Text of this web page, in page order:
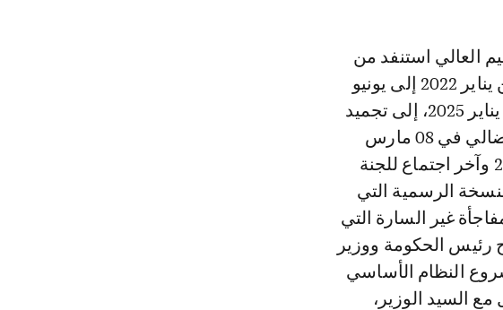
العالي استنفد من
الوقت الشيء الكثير، فمن اشتغال الوزارة بشكل منفرد من يناير 2022 إلى يونيو
2023، ثم الاشتغال بشكل مشترك من 5 يوليوز 2023 إلى 24 يناير 2025، إلى تجميد
النص في رفوف الوزارة إلى حين إعلان نقابتنا عن برنامج نضالي في 08 مارس
2025، وتعليقه بعد اللقاء مع السيد الوزير في 13 مارس 2025 وآخر اجتماع للجنة
على النسخة الرسمية التي
« ثم جاءت المفاجأة غير السارة التي
في أبريل 2025، حيث صرح رئيس الحكومة ووزير
النظام الأساسي
السيد الوزير،